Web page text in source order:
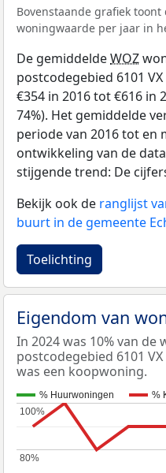
Bovenstaande grafiek
woningwaarde per jaar in
De gemiddeldeWOZ
postcodegebied 6101
€354 in 2016 tot €616 in
74%). Het gemiddelde
periode van 2016 tot en
ontwikkeling van de
stijgende trend: De
Bekijk ook de ranglijst
buurt in de gemeente
Toelichting
Eigendom van
In 2024 was 10% van de
postcodegebied 6101
was een koopwoning.
% Huurwoningen %
80%
80%
100%
100%